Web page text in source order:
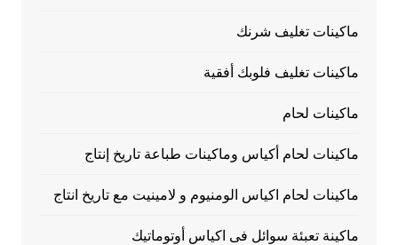
ماكينات تغليف شرنك
ماكينات تغليف فلوبك أفقية
ماكينات لحام
ماكينات لحام أكياس وماكينات طباعة تاريخ إنتاج
ماكينات لحام اكياس الومنيوم و لامينيت مع تاريخ انتاج
ماكينة تعبئة سوائل فى اكياس أوتوماتيك